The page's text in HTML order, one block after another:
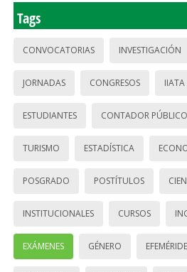
Tags
CONVOCATORIAS INVESTIGACIÓN
JORNADAS CONGRESOS IIATA
ESTUDIANTES CONTADOR PÚBLICO
TURISMO ESTADÍSTICA
POSGRADO POSTÍTULOS
INSTITUCIONALES CURSOS
EXÁMENES GÉNERO